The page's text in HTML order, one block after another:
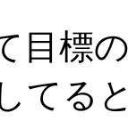
目標
てる